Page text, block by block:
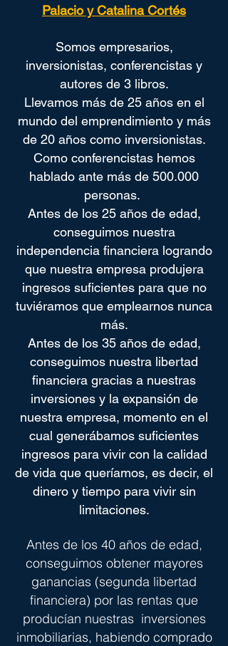
Palacio y Catalina Cortés
Somos empresarios,
inversionistas, conferencistas y
autores de 3 libros.
Llevamos más de 25 años en el
mundo del emprendimiento y más
de 20 años como inversionistas.
Como conferencistas hemos
hablado ante más de 500.000
personas.
Antes de los 25 años de edad,
conseguimos nuestra
independencia financiera logrando
que nuestra empresa produjera
ingresos suficientes para que no
tuviéramos que emplearnos nunca
más.
Antes de los 35 años de edad,
conseguimos nuestra libertad
financiera gracias a nuestras
inversiones y la expansión de
nuestra empresa, momento en el
cual generábamos suficientes
ingresos para vivir con la calidad
de vida que queríamos, es decir, el
dinero y tiempo para vivir sin
limitaciones.
Antes de los 40 años de edad,
conseguimos obtener mayores
ganancias (segunda libertad
financiera) por las rentas que
producían nuestras inversiones
inmobiliarias, habiendo comprado